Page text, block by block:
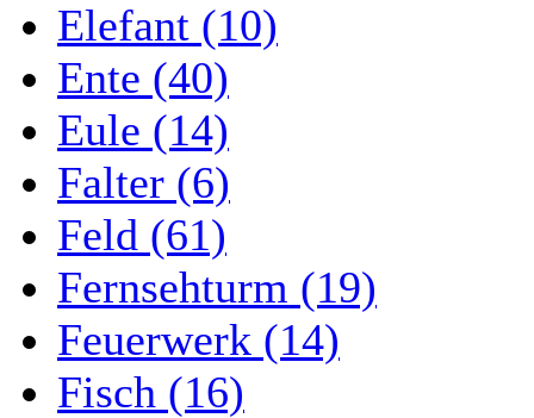
Elefant (10)
Ente (40)
Eule (14)
Falter (6)
Feld (61)
Fernsehturm (19)
Feuerwerk (14)
Fisch (16)